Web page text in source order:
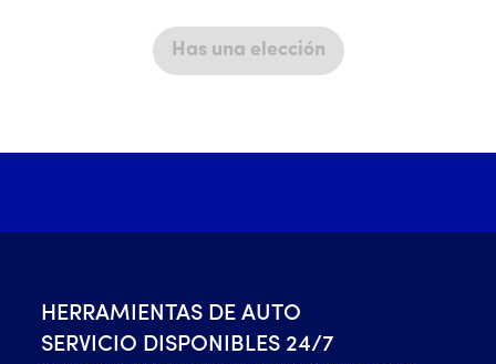
Has una elección
HERRAMIENTAS DE AUTO
SERVICIO DISPONIBLES 24/7